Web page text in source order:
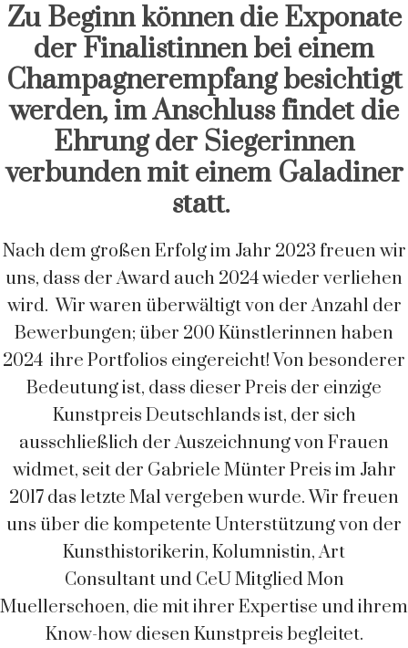
Zu Beginn können die Exponate
der Finalistinnen bei einem
Champagnerempfang besichtigt
werden, im Anschluss findet die
Ehrung der Siegerinnen
verbunden mit einem Galadiner
statt.
Nach dem großen Erfolg im Jahr 2023 freuen wir
uns, dass der Award auch 2024 wieder verliehen
wird. Wir waren überwältigt von der Anzahl der
Bewerbungen; über 200 Künstlerinnen haben
2024 ihre Portfolios eingereicht! Von besonderer
Bedeutung ist, dass dieser Preis der einzige
Kunstpreis Deutschlands ist, der sich
ausschließlich der Auszeichnung von Frauen
widmet, seit der Gabriele Münter Preis im Jahr
2017 das letzte Mal vergeben wurde. Wir freuen
uns über die kompetente Unterstützung von der
Kunsthistorikerin, Kolumnistin, Art
Consultant und CeU Mitglied Mon
Muellerschoen, die mit ihrer Expertise und ihrem
Know-how diesen Kunstpreis begleitet.